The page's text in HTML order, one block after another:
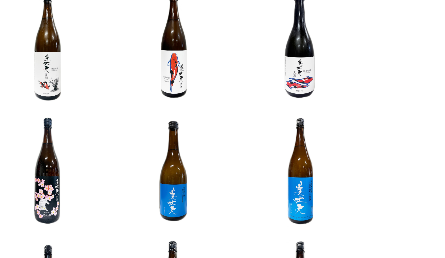
美丈夫 特別純米 夏酒 180
0ml
¥3,500
SOLD OUT
美丈夫 純米吟醸 夏酒 180
0ml
¥4,000
SOLD OUT
美丈夫 純米吟醸 夏酒 720
¥2,200
SOLD OUT
美丈夫 純米吟醸 春酒 180
0ml
¥3,600
SOLD OUT
美丈夫 特別純米 しぼりたて生原
酒 720ml
¥1,800
SOLD OUT
美丈夫 特別純米 しぼりたて生原
酒 1800ml
¥3,600
SOLD OUT